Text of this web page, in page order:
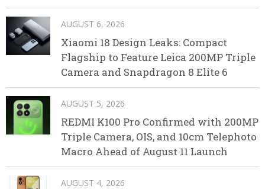
AUGUST 6, 2026
Xiaomi 18 Design Leaks: Compact
Flagship to Feature Leica 200MP Triple
Camera and Snapdragon 8 Elite 6
AUGUST 5, 2026
REDMI K100 Pro Confirmed with 200MP
Triple Camera, OIS, and 10cm Telephoto
Macro Ahead of August 11 Launch
AUGUST 4, 2026